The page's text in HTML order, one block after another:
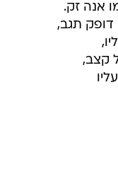
אנה זק.
דופק תגב,
קצב,